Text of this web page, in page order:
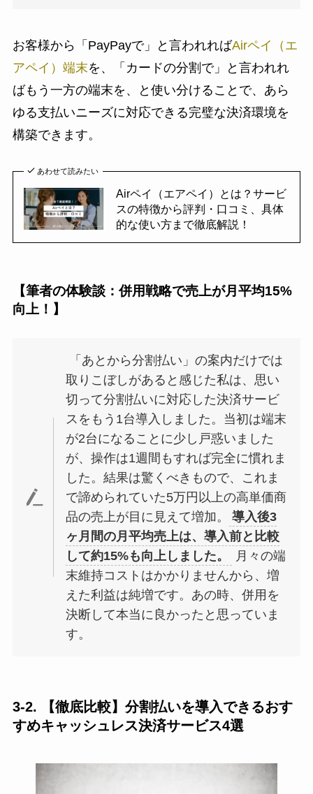
お客様から「PayPayで」と言われればAirペイ（エ
アペイ）端末を、「カードの分割で」と言われれ
ばもう一方の端末を、と使い分けることで、あら
ゆる支払いニーズに対応できる完璧な決済環境を
構築できます。
あわせて読みたい
Airペイ（エアペイ）とは？サービ
スの特徴から評判・口コミ、具体
的な使い方まで徹底解説！
【筆者の体験談：併用戦略で売上が月平均15%
向上！】
「あとから分割払い」の案内だけでは
取りこぼしがあると感じた私は、思い
切って分割払いに対応した決済サービ
スをもう1台導入しました。当初は端末
が2台になることに少し戸惑いました
が、操作は1週間もすれば完全に慣れま
した。結果は驚くべきもので、これま
で諦められていた5万円以上の高単価商
品の売上が目に見えて増加。
導入後3
ヶ月間の月平均売上は、導入前と比較
して約15%も向上しました。
月々の端
末維持コストはかかりませんから、増
えた利益は純増です。あの時、併用を
決断して本当に良かったと思っていま
す。
3-2. 【徹底比較】分割払いを導入できるおす
すめキャッシュレス決済サービス4選